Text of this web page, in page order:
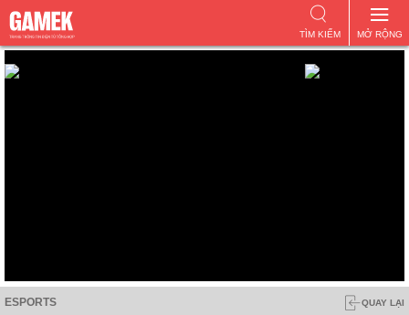
MỞ RỘNG
TÌM KIẾM
ESPORTS QUAY LẠI